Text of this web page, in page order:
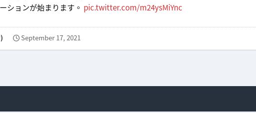
ションが始まります。 pic.twitter.com/m24ysMiYnc
September 17, 2021